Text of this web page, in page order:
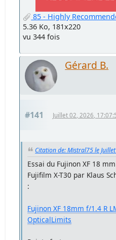
85 - Highly
5.36 Ko, 181x220
vu 344 fois
Gérard B.
#141 Juillet 02, 2026,
Citation de: Mistral75 le
Essai du Fujinon XF 18
Fujifilm X-T30 par Klaus
:
Fujinon XF 18mm f/1.4 R
OpticalLimits